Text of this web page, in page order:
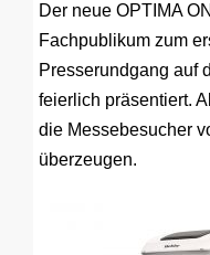
Der neue OPTIMA
Fachpublikum zum
Presserundgang auf
feierlich präsentiert.
die Messebesucher
überzeugen.